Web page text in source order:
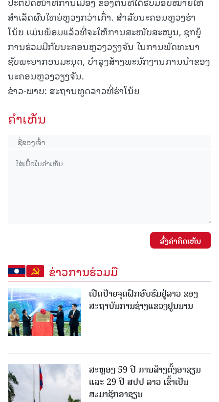
ສຳເລັດຜົນໃຫຍ່ຫຼວງກວ່າເກົ່າ. ສຳລັບນະຄອນຫຼວງຮ່າ
ໂນ້ຍ ແມ່ນພ້ອມແລ້ວທີ່ຈະໃຫ້ການສະໜັບສະໜູນ, ຊຸກຍູ້
ການຮ່ວມມືກັບນະຄອນຫຼວງວຽງຈັນ ໃນການພັດທະນາ
ຊັບພະຍາກອນມະນຸດ, ບຳລຸງສ້າງພະນັກງານການນຳຂອງ
ນະຄອນຫຼວງວຽງຈັນ.
ຂ່າວ-ພາບ: ສະຖານທູດລາວທີ່ຮ່າໂນ້ຍ
ຄໍາເຫັນ
ສົ່ງຄໍາຄິດເຫັນ
ຂ່າວການຮ່ວມມື
ເປີດປ້າຍຈຸດຝຶກອົບຮົມຢູ່ລາວ ຂອງ
ສະຖາບັນການຊ່າງແຂວງຢູນນານ
ສະຫຼອງ 59 ປີ ການສ້າງຕັ້ງອາຊຽນ
ແລະ 29 ປີ ສປປ ລາວ ເຂົ້າເປັນ
ສະມາຊິກອາຊຽນ